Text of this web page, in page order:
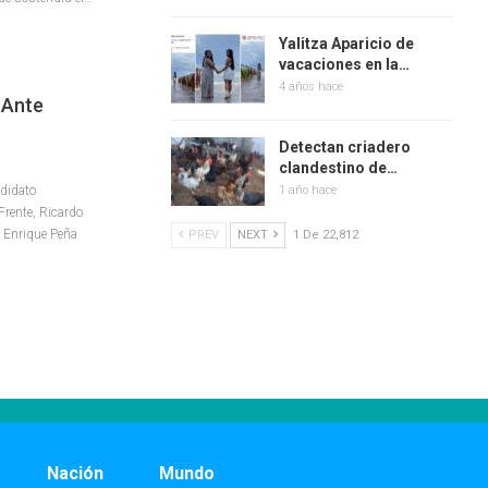
Ricardo
Peña
Yalitza Aparicio de
vacaciones en la…
4 años hace
Detectan criadero
clandestino de…
1 año hace
PREV NEXT 1 De 22,812
Nación Mundo